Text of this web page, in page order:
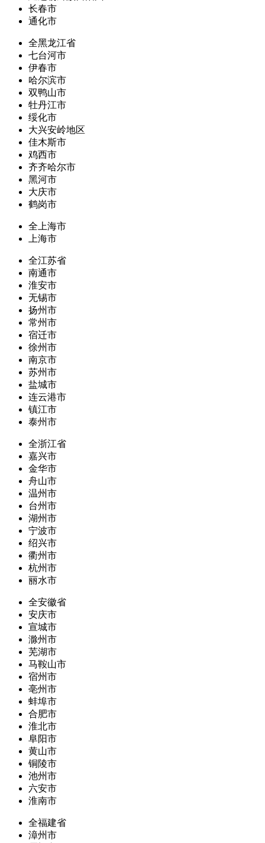
长春市
通化市
全黑龙江省
七台河市
伊春市
哈尔滨市
双鸭山市
牡丹江市
绥化市
大兴安岭地区
佳木斯市
鸡西市
齐齐哈尔市
黑河市
大庆市
鹤岗市
全上海市
上海市
全江苏省
南通市
淮安市
无锡市
扬州市
常州市
宿迁市
徐州市
南京市
苏州市
盐城市
连云港市
镇江市
泰州市
全浙江省
嘉兴市
金华市
舟山市
温州市
台州市
湖州市
宁波市
绍兴市
衢州市
杭州市
丽水市
全安徽省
安庆市
宣城市
滁州市
芜湖市
马鞍山市
宿州市
亳州市
蚌埠市
合肥市
淮北市
阜阳市
黄山市
铜陵市
池州市
六安市
淮南市
全福建省
漳州市